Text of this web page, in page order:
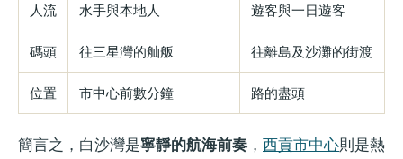
人流 水手與本地人 遊客與一日遊客
碼頭 往三星灣的舢舨 往離島及沙灘的街渡
位置 市中心前數分鐘 路的盡頭
簡言之，白沙灣是寧靜的航海前奏 ， 西貢市中心則是熱